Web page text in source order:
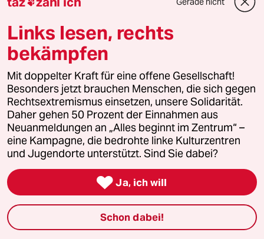
Stellen
Presse
Unterstützen
genossenschaft
taz zahl ich
Links lesen, rechts
bekämpfen
Mit doppelter Kraft für eine offene Gesellschaft!
Besonders jetzt brauchen Menschen, die sich gegen
Rechtsextremismus einsetzen, unsere Solidarität.
Daher gehen 50 Prozent der Einnahmen aus
Neuanmeldungen an „Alles beginnt im Zentrum“ –
eine Kampagne, die bedrohte linke Kulturzentren
und Jugendorte unterstützt. Sind Sie dabei?
 Ja, ich will
Schon dabei!